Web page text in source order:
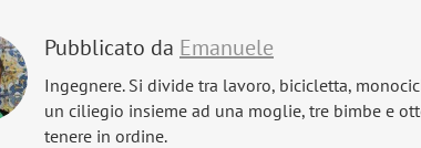
Pubblicato da Emanuele
Ingegnere. Si divide tra lavoro, bicicletta,
un ciliegio insieme ad una moglie, tre bimbe e
tenere in ordine.